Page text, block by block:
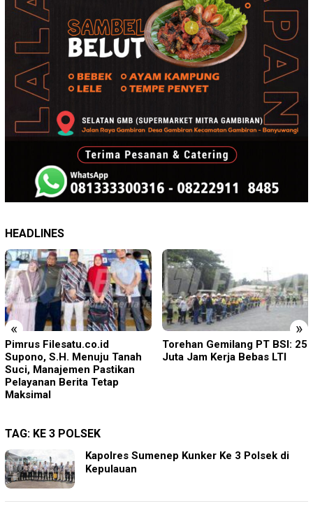
HEADLINES
« »
Torehan Gemilang PT BSI: 25
Juta Jam Kerja Bebas LTI
Rudenim Pusat Tanjung
Pinang Deportasi 25 Warga
TAG: KE 3 POLSEK
Kapolres Sumenep Kunker Ke 3 Polsek di
Kepulauan